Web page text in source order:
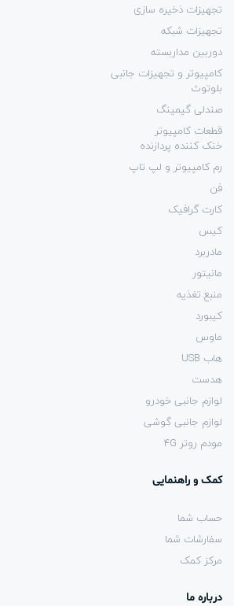
تجهیزات ذخیره سازی
تجهیزات شبکه
دوربین مداربسته
کامپیوتر و تجهیزات جانبی
بلوتوث
صندلی گیمینگ
قطعات کامپیوتر
خنک کننده پردازنده
رم کامپیوتر و لپ تاپ
فن
کارت گرافیک
کیس
مادربرد
مانیتور
منبع تغذیه
کیبورد
ماوس
هاب USB
هدست
لوازم جانبی خودرو
لوازم جانبی گوشی
مودم روتر 4G
کمک و راهنمایی
حساب شما
سفارشات شما
مرکز کمک
درباره ما